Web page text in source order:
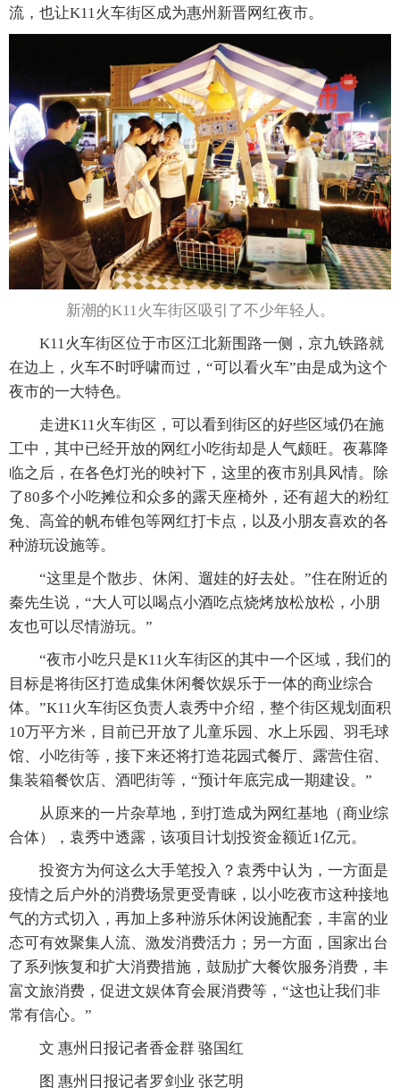
流，也让K11火车街区成为惠州新晋网红夜市。
新潮的K11火车街区吸引了不少年轻人。
K11火车街区位于市区江北新围路一侧，京九铁路就
在边上，火车不时呼啸而过，“可以看火车”由是成为这个
夜市的一大特色。
走进K11火车街区，可以看到街区的好些区域仍在施
工中，其中已经开放的网红小吃街却是人气颇旺。夜幕降
临之后，在各色灯光的映衬下，这里的夜市别具风情。除
了80多个小吃摊位和众多的露天座椅外，还有超大的粉红
兔、高耸的帆布锥包等网红打卡点，以及小朋友喜欢的各
种游玩设施等。
“这里是个散步、休闲、遛娃的好去处。”住在附近的
秦先生说，“大人可以喝点小酒吃点烧烤放松放松，小朋
友也可以尽情游玩。”
“夜市小吃只是K11火车街区的其中一个区域，我们的
目标是将街区打造成集休闲餐饮娱乐于一体的商业综合
体。”K11火车街区负责人袁秀中介绍，整个街区规划面积
10万平方米，目前已开放了儿童乐园、水上乐园、羽毛球
馆、小吃街等，接下来还将打造花园式餐厅、露营住宿、
集装箱餐饮店、酒吧街等，“预计年底完成一期建设。”
从原来的一片杂草地，到打造成为网红基地（商业综
合体），袁秀中透露，该项目计划投资金额近1亿元。
投资方为何这么大手笔投入？袁秀中认为，一方面是
疫情之后户外的消费场景更受青睐，以小吃夜市这种接地
气的方式切入，再加上多种游乐休闲设施配套，丰富的业
态可有效聚集人流、激发消费活力；另一方面，国家出台
了系列恢复和扩大消费措施，鼓励扩大餐饮服务消费，丰
富文旅消费，促进文娱体育会展消费等，“这也让我们非
常有信心。”
文 惠州日报记者香金群 骆国红
图 惠州日报记者罗剑业 张艺明